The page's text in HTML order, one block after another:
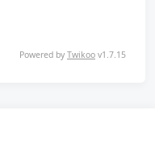
Powered by Twikoo v1.7.15